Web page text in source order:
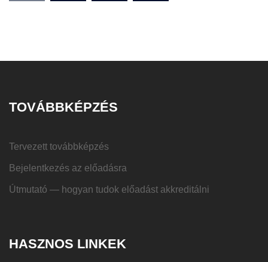
TOVÁBBKÉPZÉS
Tervezett továbbképzés
Bejelentkezés az előadásra
Útmutató — hogyan tudok előadást akkreditálni
HASZNOS LINKEK